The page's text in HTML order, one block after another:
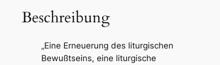
s
Beschreibung
„Eine Erneuerung des liturgischen
Bewußtseins, eine liturgische